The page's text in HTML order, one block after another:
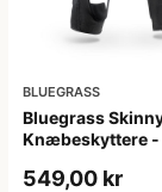
BLUEGRASS
Bluegrass
Knæbeskyttere -
549,00 kr